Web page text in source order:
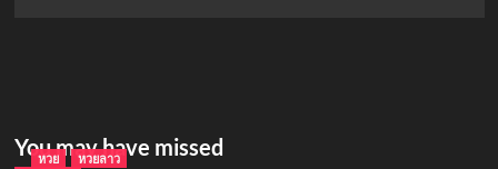
You may have missed
หวย หวยลาว